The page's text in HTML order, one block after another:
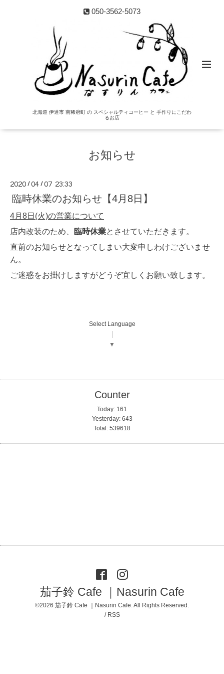
050-3562-5073
北海道 伊達市 南稀府町 の スペシャルティコーヒー と 手作りにこだわ
るお店
お知らせ
2020 /04 /07 23:33
臨時休業のお知らせ【4月8日】
4月8日(火)の営業について
店内改装のため、
臨時休業とさせていただきます。
直前のお知らせとなってしまい大変申しわけございませ
ん。
ご迷惑をお掛けしますがどうぞ宜しくお願い致します。
Select Language
▼
Counter
Today: 161
Yesterday: 643
Total: 539618
茄子鈴 Cafe ｜Nasurin Cafe
©2026 茄子鈴 Cafe ｜Nasurin Cafe. All Rights Reserved.
/ RSS